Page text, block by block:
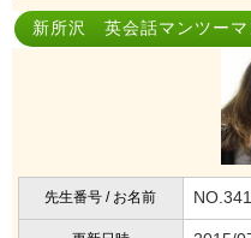
新所沢 英会話マンツーマ
先生番号 / お名前